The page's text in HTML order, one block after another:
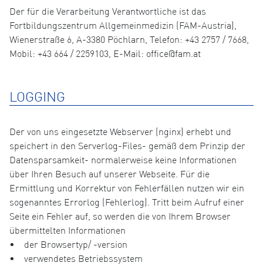
Der für die Verarbeitung Verantwortliche ist das
Fortbildungszentrum Allgemeinmedizin (FAM-Austria),
Wienerstraße 6, A-3380 Pöchlarn, Telefon: +43 2757 / 7668,
Mobil: +43 664 / 2259103, E-Mail: office@fam.at
LOGGING
Der von uns eingesetzte Webserver (nginx) erhebt und
speichert in den Serverlog-Files- gemäß dem Prinzip der
Datensparsamkeit- normalerweise keine Informationen
über Ihren Besuch auf unserer Webseite. Für die
Ermittlung und Korrektur von Fehlerfällen nutzen wir ein
sogenanntes Errorlog (Fehlerlog). Tritt beim Aufruf einer
Seite ein Fehler auf, so werden die von Ihrem Browser
übermittelten Informationen
• der Browsertyp/ -version
• verwendetes Betriebssystem